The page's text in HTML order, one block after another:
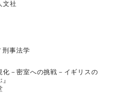
文社
刑事法学
化－密室への挑戦－イギリスの